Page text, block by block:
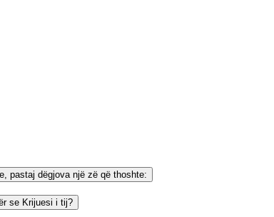
pastaj dëgjova një zë që thoshte:
se Krijuesi i tij?